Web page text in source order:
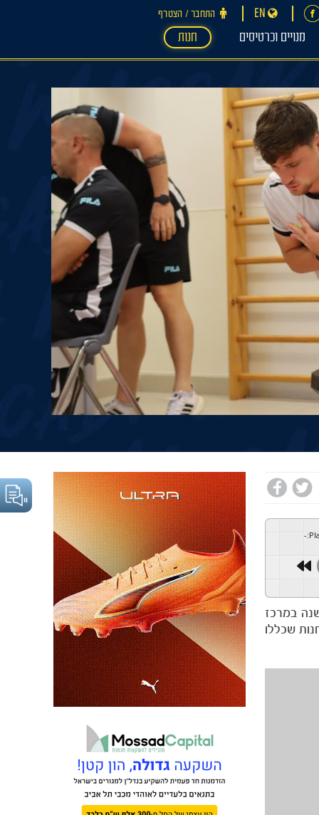
התחבר ‪/‬ הצטרף EN
מנויים וכרטיסים חנות
:
-
השנה במרכז
שכללו